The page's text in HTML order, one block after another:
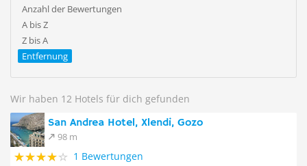
Anzahl der Bewertungen
A bis Z
Z bis A
Entfernung
Wir haben 12 Hotels für dich gefunden
San Andrea Hotel, Xlendi, Gozo
98 m
1 Bewertungen